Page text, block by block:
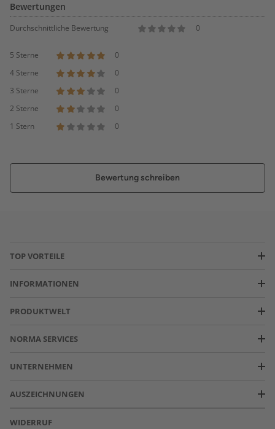
Bewertungen
Durchschnittliche Bewertung 0
5 Sterne
0
4 Sterne
0
3 Sterne
0
2 Sterne
0
1 Stern
0
Bewertung schreiben
TOP VORTEILE
INFORMATIONEN
PRODUKTWELT
NORMA SERVICES
UNTERNEHMEN
AUSZEICHNUNGEN
WIDERRUF